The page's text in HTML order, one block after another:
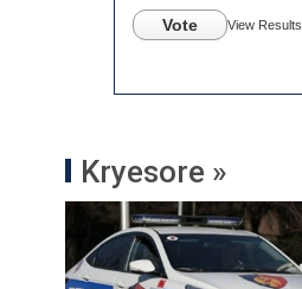
Vote View Results
Kryesore »